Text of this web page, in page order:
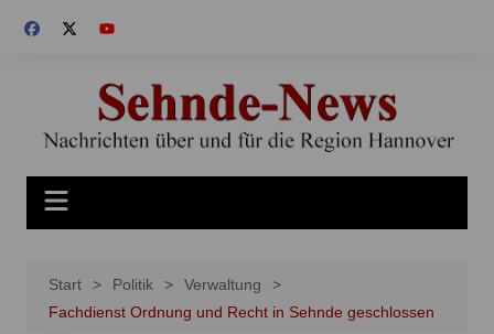
Inhalt
Start Politik
Verwaltung
Fachdienst Ordnung und Recht in Sehnde geschlossen